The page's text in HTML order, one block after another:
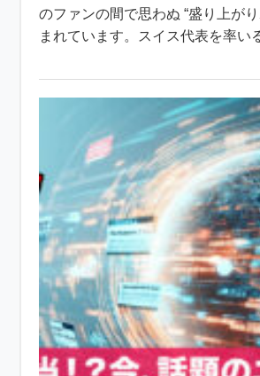
のファンの間で思わぬ “盛り上が
まれています。スイス代表を率い